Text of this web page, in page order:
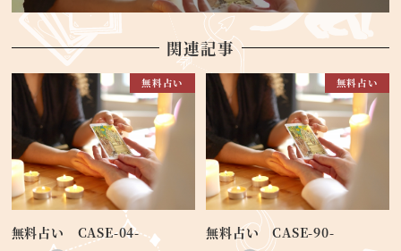
関連記事
無料占い
無料占い CASE-04-
無料占い
無料占い CASE-90-